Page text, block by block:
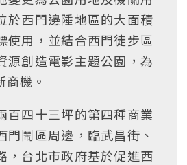
於西門邊陲地區的大面積
使用，並結合西門徒步區
源創造電影主題公園，為
機。
百四十三坪的第四種商業
門鬧區周邊，臨武昌街、
，台北市政府基於促進西